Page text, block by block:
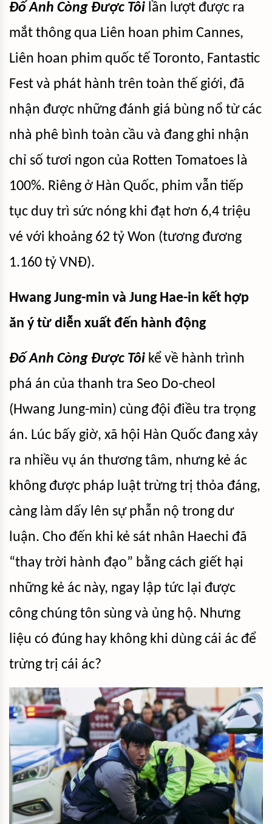
Đố Anh Còng Được Tôi lần lượt được ra
mắt thông qua Liên hoan phim Cannes,
Liên hoan phim quốc tế Toronto, Fantastic
Fest và phát hành trên toàn thế giới, đã
nhận được những đánh giá bùng nổ từ các
nhà phê bình toàn cầu và đang ghi nhận
chỉ số tươi ngon của Rotten Tomatoes là
100%. Riêng ở Hàn Quốc, phim vẫn tiếp
tục duy trì sức nóng khi đạt hơn 6,4 triệu
vé với khoảng 62 tỷ Won (tương đương
1.160 tỷ VNĐ).
Hwang Jung-min và Jung Hae-in kết hợp
ăn ý từ diễn xuất đến hành động
Đố Anh Còng Được Tôi kể về hành trình
phá án của thanh tra Seo Do-cheol
(Hwang Jung-min) cùng đội điều tra trọng
án. Lúc bấy giờ, xã hội Hàn Quốc đang xảy
ra nhiều vụ án thương tâm, nhưng kẻ ác
không được pháp luật trừng trị thỏa đáng,
càng làm dấy lên sự phẫn nộ trong dư
luận. Cho đến khi kẻ sát nhân Haechi đã
“thay trời hành đạo” bằng cách giết hại
những kẻ ác này, ngay lập tức lại được
công chúng tôn sùng và ủng hộ. Nhưng
liệu có đúng hay không khi dùng cái ác để
trừng trị cái ác?